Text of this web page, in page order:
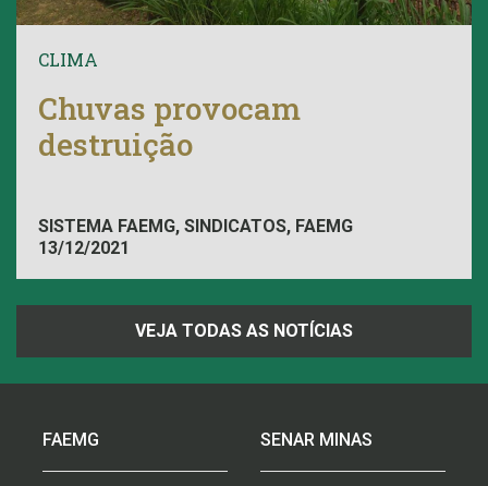
CLIMA
Chuvas provocam
destruição
SISTEMA FAEMG, SINDICATOS, FAEMG
13/12/2021
VEJA TODAS AS NOTÍCIAS
FAEMG SENAR MINAS